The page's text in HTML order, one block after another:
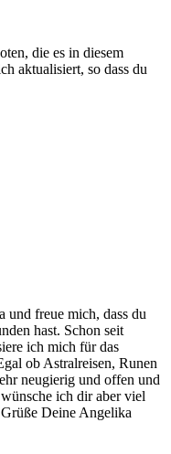
die es in diesem
aktualisiert, so dass du
freue mich, dass du
hast. Schon seit
ich mich für das
ob Astralreisen, Runen
neugierig und offen und
ich dir aber viel
Deine Angelika